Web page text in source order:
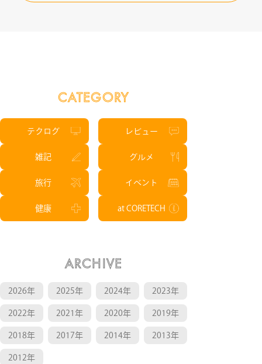
CATEGORY
テクログ レビュー
雑記 グルメ
旅行 イベント
健康 at CORETECH
ARCHIVE
2026年 2025年 2024年 2023年
2022年 2021年 2020年 2019年
2018年 2017年 2014年 2013年
2012年